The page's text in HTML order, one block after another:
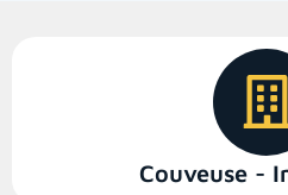
Couveuse -